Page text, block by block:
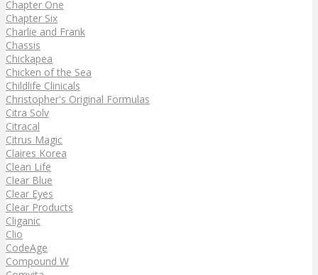
Chapter One
Chapter Six
Charlie and Frank
Chassis
Chickapea
Chicken of the Sea
Childlife Clinicals
Christopher's Original Formulas
Citra Solv
Citracal
Citrus Magic
Claires Korea
Clean Life
Clear Blue
Clear Eyes
Clear Products
Cliganic
Clio
CodeAge
Compound W